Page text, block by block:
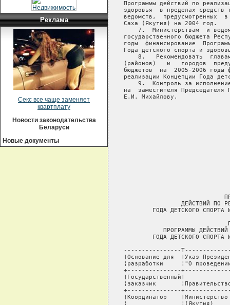
Реклама
Секс все чаще заменяет
квартплату
Новости законодательства
Беларуси
Новые документы